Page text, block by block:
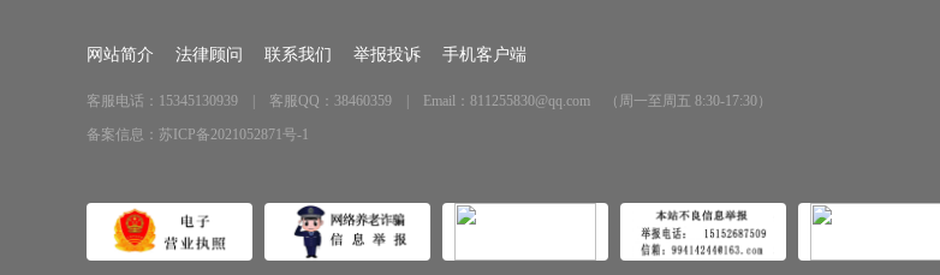
网站简介 法律顾问 联系我们 举报投诉 手机客户端
客服电话：15345130939 | 客服QQ：38460359 | Email：811255830@qq.com （周一至周五 8:30-17:30）
备案信息： 苏ICP备2021052871号-1